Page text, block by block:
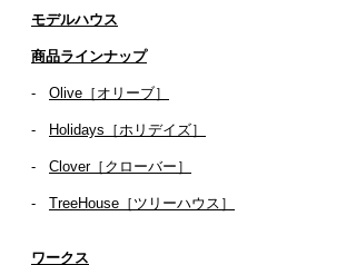
​​モデルハウス
商品ラインナップ
- Olive［オリーブ］
- Holidays［ホリデイズ］
- ​ Clover［クローバー］
- TreeHouse［ツリーハウス］
ワークス